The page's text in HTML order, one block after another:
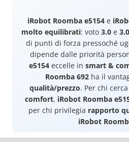
iRobot Roomba e5154 e
molto equilibrati: voto 3.0 e 3.0
di punti di forza pressoché
dipende dalle priorità
e5154 eccelle in smart &
Roomba 692ha il
qualità/prezzo. Per chi
comfort, iRobot Roomba
per chi privilegia rapporto
iRobot